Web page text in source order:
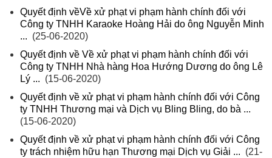
Quyết định vềVề xử phạt vi phạm hành chính đối với
Công ty TNHH Karaoke Hoàng Hải do ông Nguyễn Minh
... (25-06-2020)
Quyết định về Về xử phạt vi phạm hành chính đối với
Công ty TNHH Nhà hàng Hoa Hướng Dương do ông Lê
Lý ... (15-06-2020)
Quyết định về xử phạt vi phạm hành chính đối với Công
ty TNHH Thương mại và Dịch vụ Bling Bling, do bà ...
(15-06-2020)
Quyết định về xử phạt vi phạm hành chính đối với Công
ty trách nhiệm hữu hạn Thương mại Dịch vụ Giải ... (21-